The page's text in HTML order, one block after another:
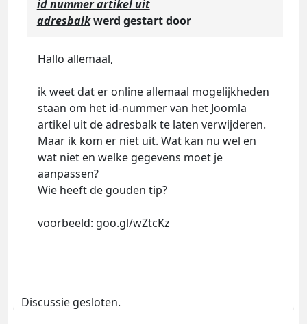
id nummer artikel uit
adresbalkwerd gestart door
Hallo allemaal,
ik weet dat er online allemaal mogelijkheden
staan om het id-nummer van het Joomla
artikel uit de adresbalk te laten verwijderen.
Maar ik kom er niet uit. Wat kan nu wel en
wat niet en welke gegevens moet je
aanpassen?
Wie heeft de gouden tip?
voorbeeld: goo.gl/wZtcKz
Discussie gesloten.